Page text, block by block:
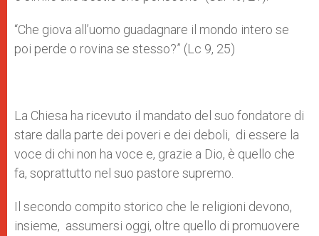
“Che giova all’uomo guadagnare il mondo intero se
poi perde o rovina se stesso?” (Lc 9, 25)
La Chiesa ha ricevuto il mandato del suo fondatore di
stare dalla parte dei poveri e dei deboli, di essere la
voce di chi non ha voce e, grazie a Dio, è quello che
fa, soprattutto nel suo pastore supremo.
Il secondo compito storico che le religioni devono,
insieme, assumersi oggi, oltre quello di promuovere